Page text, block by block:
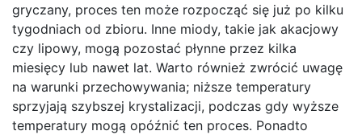
gryczany, proces ten może rozpocząć się już po kilku
tygodniach od zbioru. Inne miody, takie jak akacjowy
czy lipowy, mogą pozostać płynne przez kilka
miesięcy lub nawet lat. Warto również zwrócić uwagę
na warunki przechowywania; niższe temperatury
sprzyjają szybszej krystalizacji, podczas gdy wyższe
temperatury mogą opóźnić ten proces. Ponadto